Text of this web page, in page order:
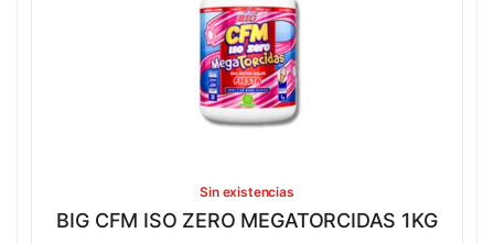
Sin existencias
BIG CFM ISO ZERO MEGATORCIDAS 1KG